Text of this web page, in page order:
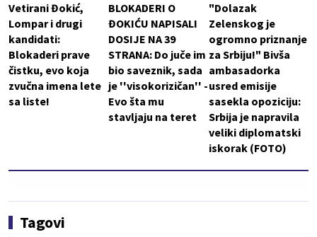
Vetirani Đokić,
Lompar i drugi
kandidati:
Blokaderi prave
čistku, evo koja
zvučna imena lete
sa liste!
BLOKADERI O
ĐOKIĆU NAPISALI
DOSIJE NA 39
STRANA: Do juče im
bio saveznik, sada
je ''visokorizičan'' -
Evo šta mu
stavljaju na teret
"Dolazak
Zelenskog je
ogromno priznanje
za Srbiju!" Bivša
ambasadorka
usred emisije
sasekla opoziciju:
Srbija je napravila
veliki diplomatski
iskorak (FOTO)
Tagovi